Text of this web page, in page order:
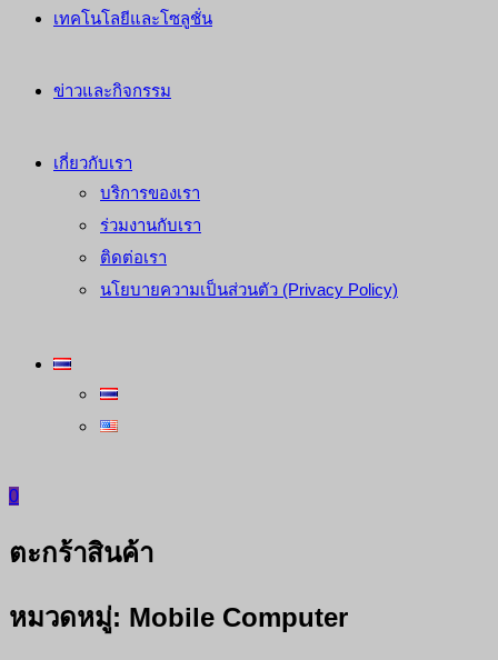
เทคโนโลยีและโซลูชั่น
ข่าวและกิจกรรม
เกี่ยวกับเรา
บริการของเรา
ร่วมงานกับเรา
ติดต่อเรา
นโยบายความเป็นส่วนตัว (Privacy Policy)
0
ตะกร้าสินค้า
หมวดหมู่: Mobile Computer